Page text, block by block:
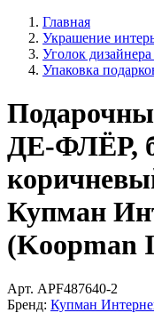
Главная
Украшение
Уголок дизайнера
Упаковка
ДЕ-ФЛЁР,
Купман
(Koopman
Арт. APF487640-2
Бренд: Купман